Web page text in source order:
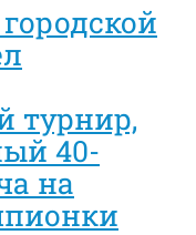
турнир,
40-
на